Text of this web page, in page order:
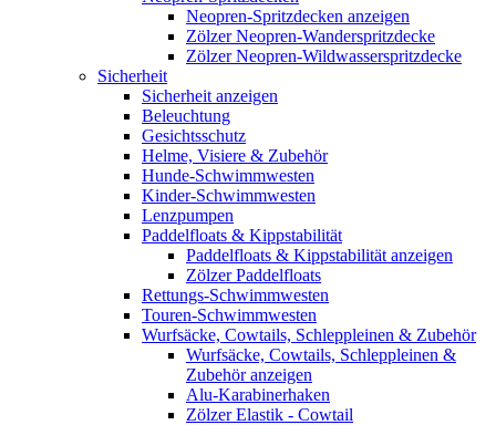
Neopren-Spritzdecken anzeigen
Zölzer Neopren-Wanderspritzdecke
Zölzer Neopren-Wildwasserspritzdecke
Sicherheit
Sicherheit anzeigen
Beleuchtung
Gesichtsschutz
Helme, Visiere & Zubehör
Hunde-Schwimmwesten
Kinder-Schwimmwesten
Lenzpumpen
Paddelfloats & Kippstabilität
Paddelfloats & Kippstabilität anzeigen
Zölzer Paddelfloats
Rettungs-Schwimmwesten
Touren-Schwimmwesten
Wurfsäcke, Cowtails, Schleppleinen & Zubehör
Wurfsäcke, Cowtails, Schleppleinen &
Zubehör anzeigen
Alu-Karabinerhaken
Zölzer Elastik - Cowtail